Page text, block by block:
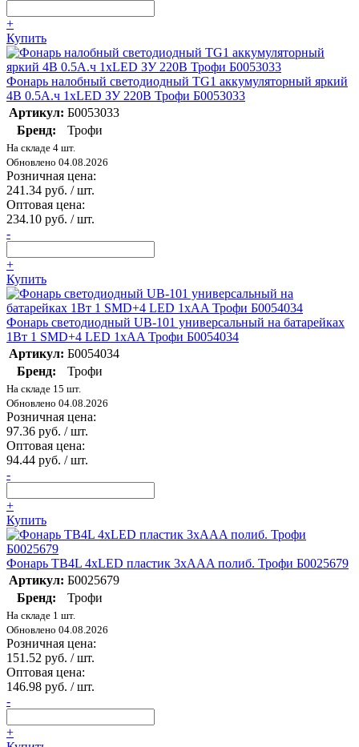
+
Купить
Фонарь налобный светодиодный TG1 аккумуляторный яркий
4В 0.5А.ч 1xLED ЗУ 220В Трофи Б0053033
Артикул: Б0053033
Бренд:
Трофи
На складе 4 шт.
Обновлено 04.08.2026
Розничная цена:
241.34 руб. / шт.
Оптовая цена:
234.10 руб. / шт.
-
+
Купить
Фонарь светодиодный UB-101 универсальный на батарейках
1Вт 1 SMD+4 LED 1хAA Трофи Б0054034
Артикул: Б0054034
Бренд:
Трофи
На складе 15 шт.
Обновлено 04.08.2026
Розничная цена:
97.36 руб. / шт.
Оптовая цена:
94.44 руб. / шт.
-
+
Купить
Фонарь TB4L 4хLED пластик 3хAAA полиб. Трофи Б0025679
Артикул: Б0025679
Бренд:
Трофи
На складе 1 шт.
Обновлено 04.08.2026
Розничная цена:
151.52 руб. / шт.
Оптовая цена:
146.98 руб. / шт.
-
+